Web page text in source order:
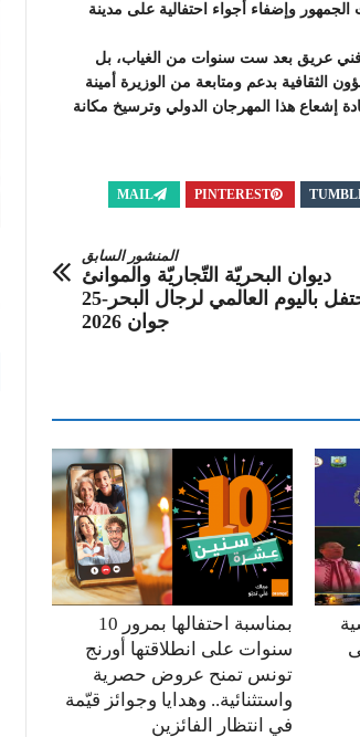
وإضفاء أجواء احتفالية على مدينة
فني عريق بعد ست سنوات من الغياب، بل
الثقافية بدعم ومتابعة من الوزيرة أمينة
إشعاع هذا المهرجان الدولي وترسيخ مكانة
PINTEREST
MAIL
المنشور السابق
ديوان البحريّة التّجاريّة والموانئ
يحتفل باليوم العالمي لرجال البحر-25
جوان 2026
بمناسبة احتفالها بمرور 10
سنوات على انطلاقتها أورنج
تونس تمنح عروض حصرية
واستثنائية.. وهدايا وجوائز قيّمة
في انتظار الفائزين